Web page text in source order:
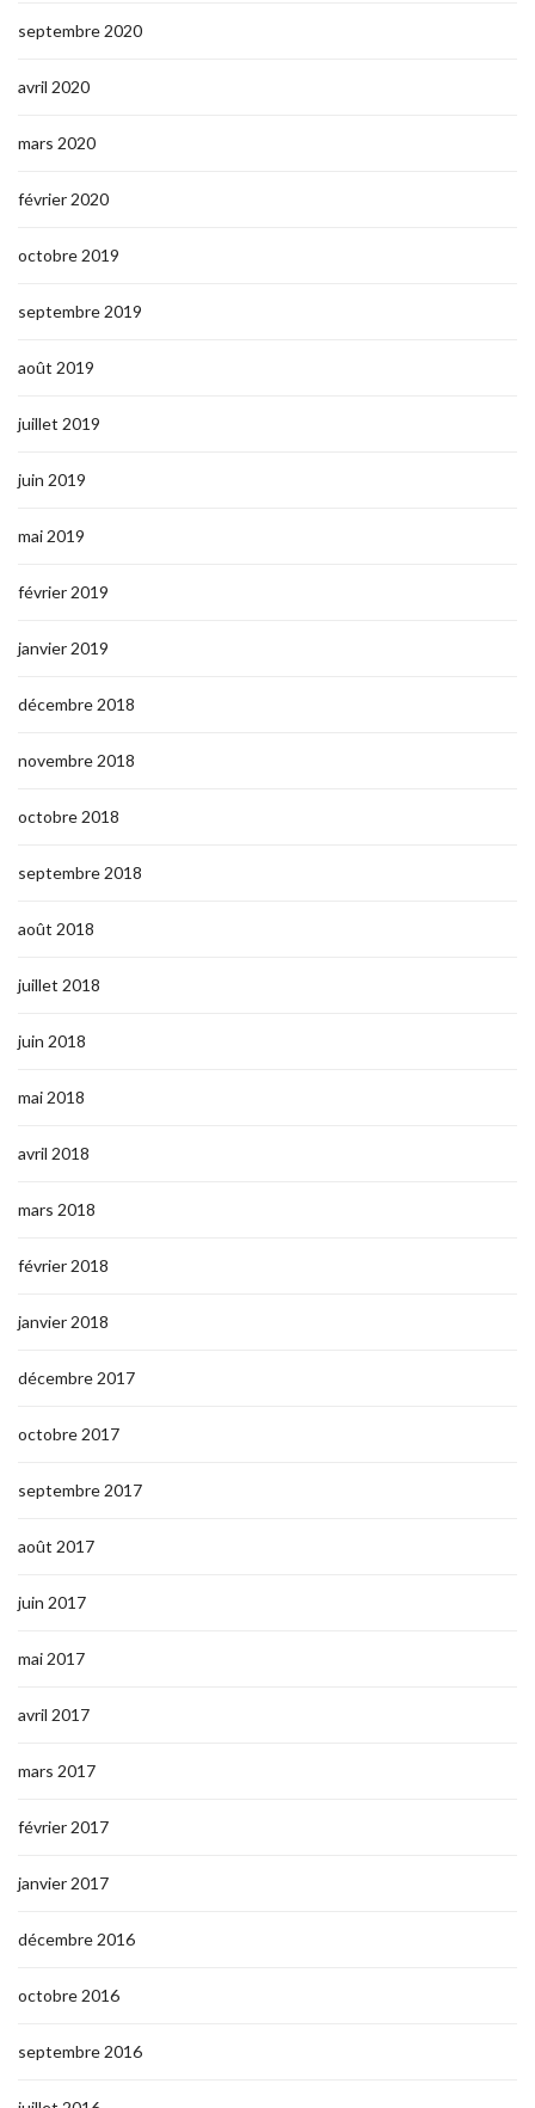
septembre 2020
avril 2020
mars 2020
février 2020
octobre 2019
septembre 2019
août 2019
juillet 2019
juin 2019
mai 2019
février 2019
janvier 2019
décembre 2018
novembre 2018
octobre 2018
septembre 2018
août 2018
juillet 2018
juin 2018
mai 2018
avril 2018
mars 2018
février 2018
janvier 2018
décembre 2017
octobre 2017
septembre 2017
août 2017
juin 2017
mai 2017
avril 2017
mars 2017
février 2017
janvier 2017
décembre 2016
octobre 2016
septembre 2016